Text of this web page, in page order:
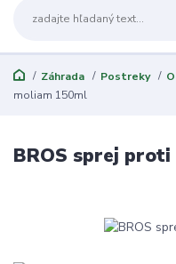
Záhrada Postreky
moliam 150ml
BROS sprej